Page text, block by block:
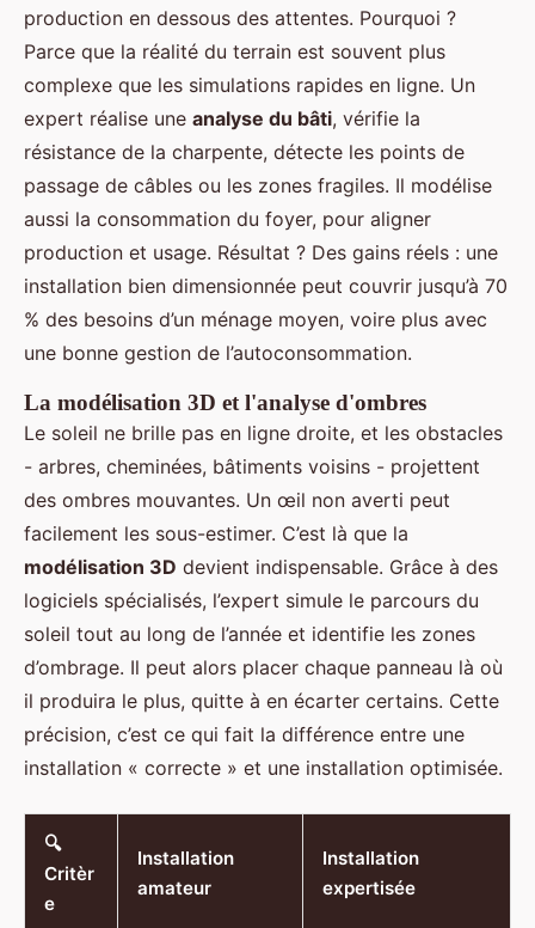
production en dessous des attentes. Pourquoi ?
Parce que la réalité du terrain est souvent plus
complexe que les simulations rapides en ligne. Un
expert réalise une analyse du bâti, vérifie la
résistance de la charpente, détecte les points de
passage de câbles ou les zones fragiles. Il modélise
aussi la consommation du foyer, pour aligner
production et usage. Résultat ? Des gains réels : une
installation bien dimensionnée peut couvrir jusqu’à 70
% des besoins d’un ménage moyen, voire plus avec
une bonne gestion de l’autoconsommation.
La modélisation 3D et l'analyse d'ombres
Le soleil ne brille pas en ligne droite, et les obstacles
- arbres, cheminées, bâtiments voisins - projettent
des ombres mouvantes. Un œil non averti peut
facilement les sous-estimer. C’est là que la
modélisation 3D devient indispensable. Grâce à des
logiciels spécialisés, l’expert simule le parcours du
soleil tout au long de l’année et identifie les zones
d’ombrage. Il peut alors placer chaque panneau là où
il produira le plus, quitte à en écarter certains. Cette
précision, c’est ce qui fait la différence entre une
installation « correcte » et une installation optimisée.
🔍
Critèr
e
Installation
amateur
Installation
expertisée